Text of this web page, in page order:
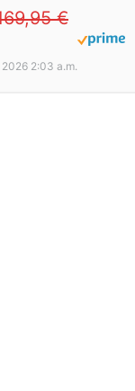
€
2:03 a.m.